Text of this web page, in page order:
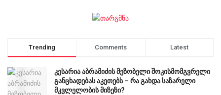
Trending Comments Latest
კესარია აბრამიძის მეზობელი შოკისმომგვრელი
განცხადებას აკეთებს – რა გახდა საზარელი
მკვლელობის მიზეზი?